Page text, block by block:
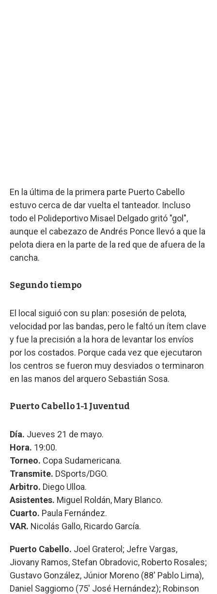
En la última de la primera parte Puerto Cabello
estuvo cerca de dar vuelta el tanteador. Incluso
todo el Polideportivo Misael Delgado gritó "gol",
aunque el cabezazo de Andrés Ponce llevó a que la
pelota diera en la parte de la red que de afuera de la
cancha.
Segundo tiempo
El local siguió con su plan: posesión de pelota,
velocidad por las bandas, pero le faltó un ítem clave
y fue la precisión a la hora de levantar los envíos
por los costados. Porque cada vez que ejecutaron
los centros se fueron muy desviados o terminaron
en las manos del arquero Sebastián Sosa.
Puerto Cabello 1-1 Juventud
Día. Jueves 21 de mayo.
Hora. 19:00.
Torneo. Copa Sudamericana.
Transmite. DSports/DGO.
Arbitro. Diego Ulloa.
Asistentes. Miguel Roldán, Mary Blanco.
Cuarto. Paula Fernández.
VAR. Nicolás Gallo, Ricardo García.
Puerto Cabello. Joel Graterol; Jefre Vargas,
Jiovany Ramos, Stefan Obradovic, Roberto Rosales;
Gustavo González, Júnior Moreno (88' Pablo Lima),
Daniel Saggiomo (75' José Hernández); Robinson